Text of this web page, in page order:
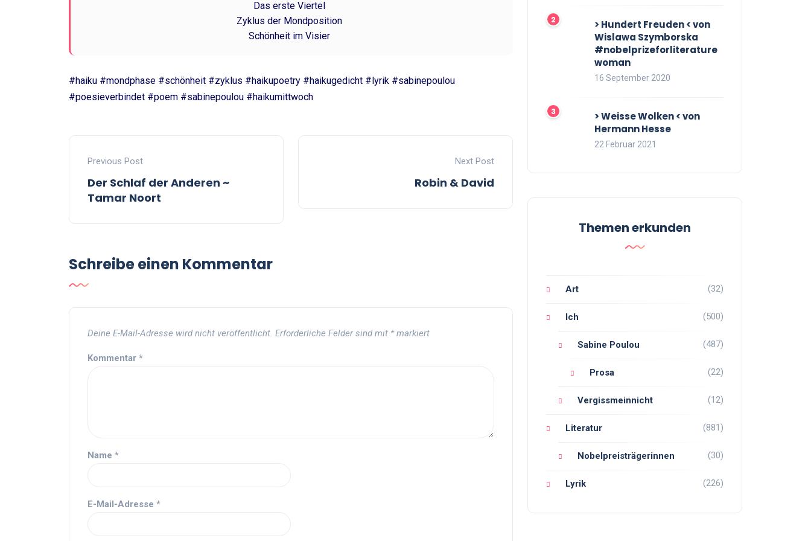
Das erste Viertel
Zyklus der Mondposition
Schönheit im Visier
#haiku #mondphase #schönheit #zyklus #haikupoetry #haikugedicht #lyrik #sabinepoulou
#poesieverbindet #poem #sabinepoulou #haikumittwoch
Previous Post
Der Schlaf der Anderen ~
Tamar Noort
Next Post
Robin & David
Schreibe einen Kommentar
Deine E-Mail-Adresse wird nicht veröffentlicht. Erforderliche Felder sind mit *markiert
Kommentar *
Name *
E-Mail-Adresse *
> Hundert Freuden < von
Wislawa Szymborska
#nobelprizeforliterature
woman
16 September 2020
> Weisse Wolken < von
Hermann Hesse
22 Februar 2021
Themen erkunden
Art (32)
Ich (500)
Sabine Poulou (487)
Prosa (22)
Vergissmeinnicht (12)
Literatur (881)
Nobelpreisträgerinnen (30)
Lyrik (226)